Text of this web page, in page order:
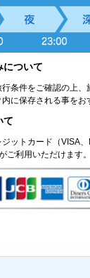
について
条件をご確認の上、
に保存される事をお
て
ットカード（VISA
ご利用いただけます。